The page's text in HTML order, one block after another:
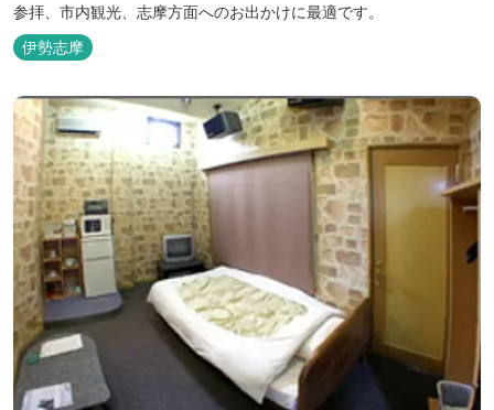
参拝、市内観光、志摩方面へのお出かけに最適です。
伊勢志摩